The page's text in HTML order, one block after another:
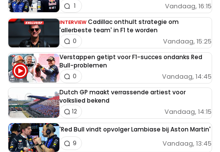
Vandaag, 16:15
1
INTERVIEW Cadillac onthult strategie om
'allerbeste team' in F1 te worden
Vandaag, 15:25
0
Verstappen getipt voor F1-succes ondanks Red
Bull-problemen
Vandaag, 14:45
0
Dutch GP maakt verrassende artiest voor
volkslied bekend
Vandaag, 14:15
12
'Red Bull vindt opvolger Lambiase bij Aston Martin'
Vandaag, 13:45
9